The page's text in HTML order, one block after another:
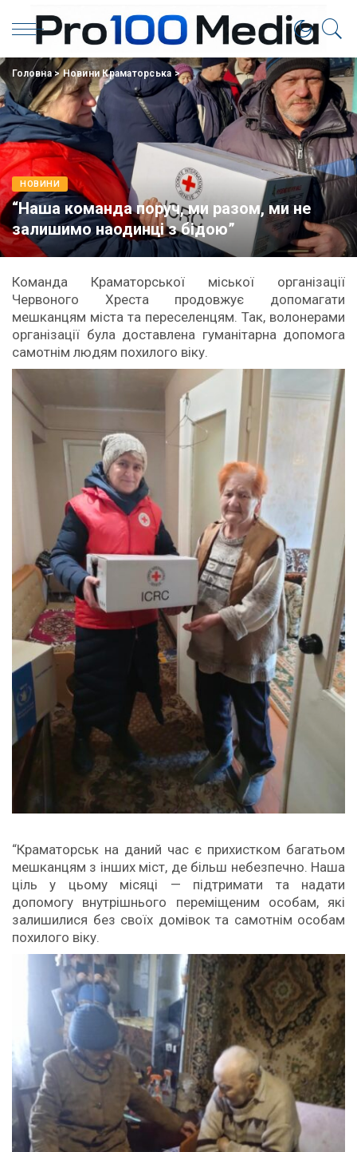
Головна>Новини Краматорська >
НОВИНИ
“Наша команда поруч, ми разом, ми не
залишимо наодинці з бідою”
Команда Краматорської міської організації
Червоного Хреста продовжує допомагати
мешканцям міста та переселенцям. Так, волонерами
організації була доставлена гуманітарна допомога
самотнім людям похилого віку.
“Краматорськ на даний час є прихистком багатьом
мешканцям з інших міст, де більш небезпечно. Наша
ціль у цьому місяці — підтримати та надати
допомогу внутрішнього переміщеним особам, які
залишилися без своїх домівок та самотнім особам
похилого віку.